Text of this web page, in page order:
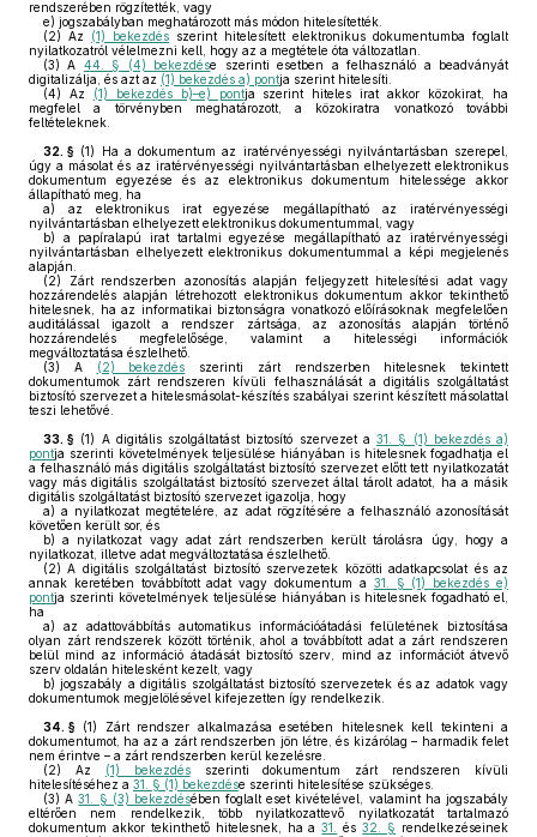
rendszerében rögzítették, vagy
e) jogszabályban meghatározott más módon hitelesítették.
(2) Az (1) bekezdés szerint hitelesített elektronikus dokumentumba foglalt
nyilatkozatról vélelmezni kell, hogy az a megtétele óta változatlan.
(3) A 44. § (4) bekezdése szerinti esetben a felhasználó a beadványát
digitalizálja, és azt az (1) bekezdés a) pontja szerint hitelesíti.
(4) Az (1) bekezdés b)–e) pontja szerint hiteles irat akkor közokirat, ha
megfelel a törvényben meghatározott, a közokiratra vonatkozó további
feltételeknek.
32. § (1)
Ha a dokumentum az iratérvényességi nyilvántartásban szerepel,
úgy a másolat és az iratérvényességi nyilvántartásban elhelyezett elektronikus
dokumentum egyezése és az elektronikus dokumentum hitelessége akkor
állapítható meg, ha
a) az elektronikus irat egyezése megállapítható az iratérvényességi
nyilvántartásban elhelyezett elektronikus dokumentummal, vagy
b) a papíralapú irat tartalmi egyezése megállapítható az iratérvényességi
nyilvántartásban elhelyezett elektronikus dokumentummal a képi megjelenés
alapján.
(2) Zárt rendszerben azonosítás alapján feljegyzett hitelesítési adat vagy
hozzárendelés alapján létrehozott elektronikus dokumentum akkor tekinthető
hitelesnek, ha az informatikai biztonságra vonatkozó előírásoknak megfelelően
auditálással igazolt a rendszer zártsága, az azonosítás alapján történő
hozzárendelés megfelelősége, valamint a hitelességi információk
megváltoztatása észlelhető.
(3) A (2) bekezdés szerinti zárt rendszerben hitelesnek tekintett
dokumentumok zárt rendszeren kívüli felhasználását a digitális szolgáltatást
biztosító szervezet a hitelesmásolat-készítés szabályai szerint készített másolattal
teszi lehetővé.
33. § (1) A digitális szolgáltatást biztosító szervezet a 31. § (1) bekezdés a)
pontja szerinti követelmények teljesülése hiányában is hitelesnek fogadhatja el
a felhasználó más digitális szolgáltatást biztosító szervezet előtt tett nyilatkozatát
vagy más digitális szolgáltatást biztosító szervezet által tárolt adatot, ha a másik
digitális szolgáltatást biztosító szervezet igazolja, hogy
a) a nyilatkozat megtételére, az adat rögzítésére a felhasználó azonosítását
követően került sor, és
b) a nyilatkozat vagy adat zárt rendszerben került tárolásra úgy, hogy a
nyilatkozat, illetve adat megváltoztatása észlelhető.
(2) A digitális szolgáltatást biztosító szervezetek közötti adatkapcsolat és az
annak keretében továbbított adat vagy dokumentum a 31. § (1) bekezdés e)
pontja szerinti követelmények teljesülése hiányában is hitelesnek fogadható el,
ha
a) az adattovábbítás automatikus információátadási felületének biztosítása
olyan zárt rendszerek között történik, ahol a továbbított adat a zárt rendszeren
belül mind az információ átadását biztosító szerv, mind az információt átvevő
szerv oldalán hitelesként kezelt, vagy
b) jogszabály a digitális szolgáltatást biztosító szervezetek és az adatok vagy
dokumentumok megjelölésével kifejezetten így rendelkezik.
34. § (1)
Zárt rendszer alkalmazása esetében hitelesnek kell tekinteni a
dokumentumot, ha az a zárt rendszerben jön létre, és kizárólag – harmadik felet
nem érintve – a zárt rendszerben kerül kezelésre.
(2) Az (1) bekezdésszerinti dokumentum zárt rendszeren kívüli
hitelesítéséhez a 31. § (1) bekezdése szerinti hitelesítése szükséges.
(3) A31. § (3) bekezdésében foglalt eset kivételével, valamint ha jogszabály
eltérően nem rendelkezik, több nyilatkozattevő nyilatkozatát tartalmazó
dokumentum akkor tekinthető hitelesnek, ha a31. és32. § rendelkezéseinek